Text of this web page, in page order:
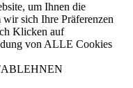
um Ihnen die
sich Ihre Präferenzen
Klicken auf
von ALLE Cookies
ABLEHNEN